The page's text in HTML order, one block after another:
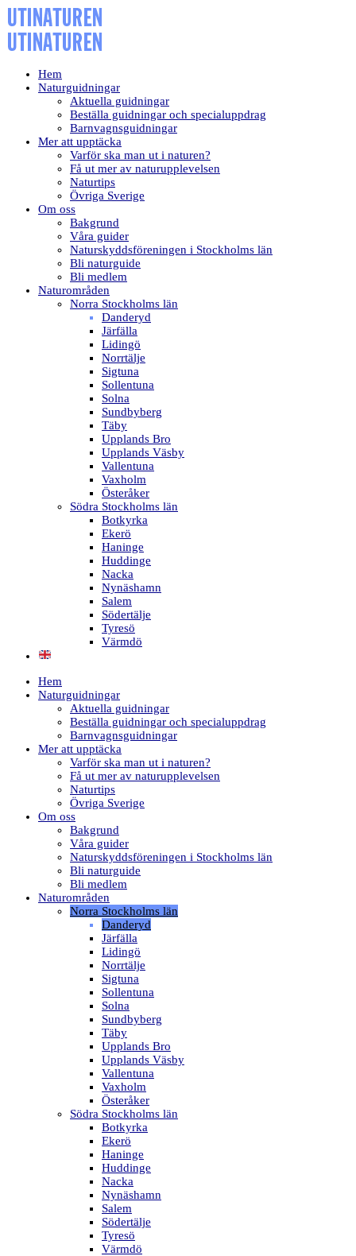
Hem
Naturguidningar
Aktuella guidningar
Beställa guidningar och specialuppdrag
Barnvagnsguidningar
Mer att upptäcka
Varför ska man ut i naturen?
Få ut mer av naturupplevelsen
Naturtips
Övriga Sverige
Om oss
Bakgrund
Våra guider
Naturskyddsföreningen i Stockholms län
Bli naturguide
Bli medlem
Naturområden
Norra Stockholms län
Danderyd
Järfälla
Lidingö
Norrtälje
Sigtuna
Sollentuna
Solna
Sundbyberg
Täby
Upplands Bro
Upplands Väsby
Vallentuna
Vaxholm
Österåker
Södra Stockholms län
Botkyrka
Ekerö
Haninge
Huddinge
Nacka
Nynäshamn
Salem
Södertälje
Tyresö
Värmdö
Hem
Naturguidningar
Aktuella guidningar
Beställa guidningar och specialuppdrag
Barnvagnsguidningar
Mer att upptäcka
Varför ska man ut i naturen?
Få ut mer av naturupplevelsen
Naturtips
Övriga Sverige
Om oss
Bakgrund
Våra guider
Naturskyddsföreningen i Stockholms län
Bli naturguide
Bli medlem
Naturområden
Norra Stockholms län
Danderyd
Järfälla
Lidingö
Norrtälje
Sigtuna
Sollentuna
Solna
Sundbyberg
Täby
Upplands Bro
Upplands Väsby
Vallentuna
Vaxholm
Österåker
Södra Stockholms län
Botkyrka
Ekerö
Haninge
Huddinge
Nacka
Nynäshamn
Salem
Södertälje
Tyresö
Värmdö